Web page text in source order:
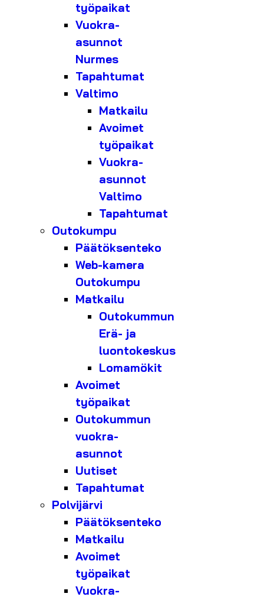
työpaikat
Vuokra-
asunnot
Nurmes
Tapahtumat
Valtimo
Matkailu
Avoimet
työpaikat
Vuokra-
asunnot
Valtimo
Tapahtumat
Outokumpu
Päätöksenteko
Web-kamera
Outokumpu
Matkailu
Outokummun
Erä- ja
luontokeskus
Lomamökit
Avoimet
työpaikat
Outokummun
vuokra-
asunnot
Uutiset
Tapahtumat
Polvijärvi
Päätöksenteko
Matkailu
Avoimet
työpaikat
Vuokra-